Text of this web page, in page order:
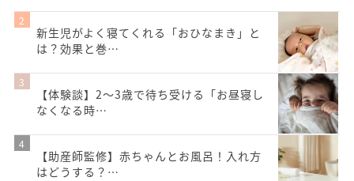
新生児がよく寝てくれる「おひなまき」と
は？効果と巻…
【体験談】2～3歳で待ち受ける「お昼寝し
なくなる時…
【助産師監修】赤ちゃんとお風呂！入れ方
はどうする？…